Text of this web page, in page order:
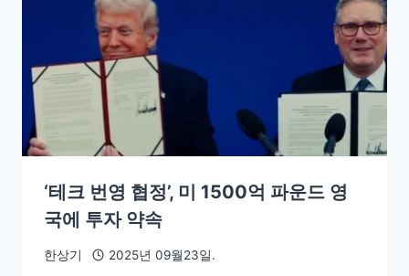
‘테크 번영 협정’, 미 1500억 파운드 영
국에 투자 약속
한상기 2025년 09월23일.